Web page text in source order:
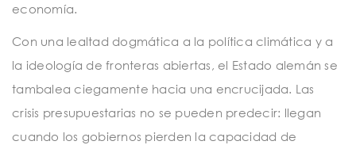
economía.
Con una lealtad dogmática a la política climática y a
la ideología de fronteras abiertas, el Estado alemán se
tambalea ciegamente hacia una encrucijada. Las
crisis presupuestarias no se pueden predecir: llegan
cuando los gobiernos pierden la capacidad de